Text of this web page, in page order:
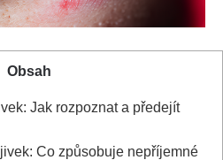
Obsah
Jak‍ rozpoznat⁣ a​ předejít
Co ​způsobuje nepříjemné